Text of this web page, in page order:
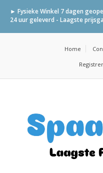
► Fysieke Winkel 7 dagen
24 uur geleverd - Laagste
Home